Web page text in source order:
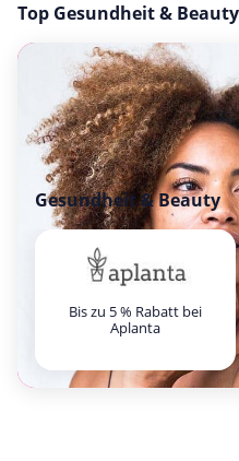
Top Gesundheit &
Gesundheit & Beauty
Bis zu 5 % Rabatt bei
Aplanta